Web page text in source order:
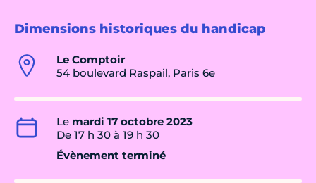
Dimensions historiques du handicap
Le Comptoir
54 boulevard Raspail, Paris 6e
Le mardi 17 octobre 2023
De 17 h 30 à 19 h 30
Évènement terminé